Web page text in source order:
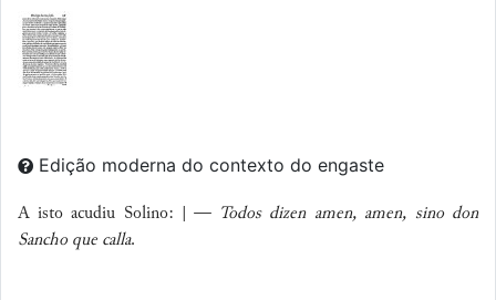
Edição moderna do contexto do engaste
A isto acudiu Solino: | — Todos dizen amen, amen, sino don
Sancho que calla.